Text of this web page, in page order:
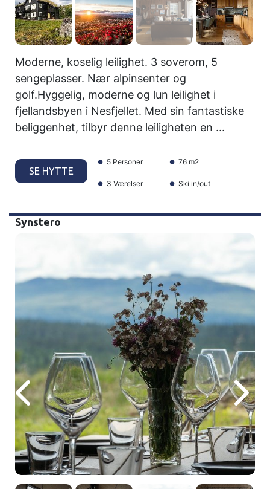
Moderne, koselig leilighet. 3 soverom, 5
sengeplasser. Nær alpinsenter og
golf.Hyggelig, moderne og lun leilighet i
fjellandsbyen i Nesfjellet. Med sin fantastiske
beliggenhet, tilbyr denne leiligheten en ...
SE HYTTE
5 Personer 76 m2
3 Værelser Ski in/out
Synstero